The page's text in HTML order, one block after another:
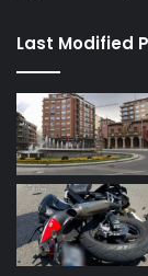
Last Modified